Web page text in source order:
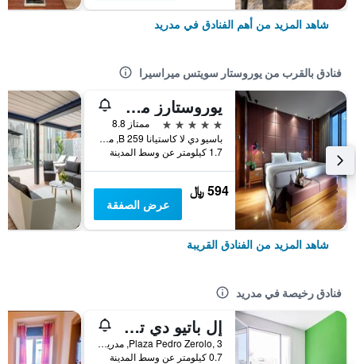
شاهد المزيد من أهم الفنادق في مدريد
فنادق بالقرب من يوروستار سويتس ميراسيرا
يوروستارز مدريد تاور
5 نجوم
ممتاز 8.8
باسيو دي لا كاستيانا 259 B, مدريد, أسبانيا
1.7 كيلومتر عن وسط المدينة
594 ﷼
عرض الصفقة
شاهد المزيد من الفنادق القريبة
فنادق رخيصة في مدريد
إل باتيو دي تشويكا - هوستل
Plaza Pedro Zerolo, 3, مدريد, أسبانيا
0.7 كيلومتر عن وسط المدينة